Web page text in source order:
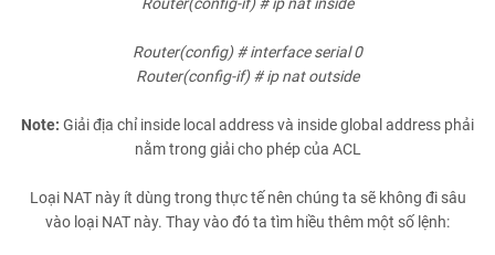
Router(config) # interface serial 0
Router(config-if) # ip nat outside
Note: Giải địa chỉ inside local address và inside global address phải
nằm trong giải cho phép của ACL
Loại NAT này ít dùng trong thực tế nên chúng ta sẽ không đi sâu
vào loại NAT này. Thay vào đó ta tìm hiều thêm một số lệnh: